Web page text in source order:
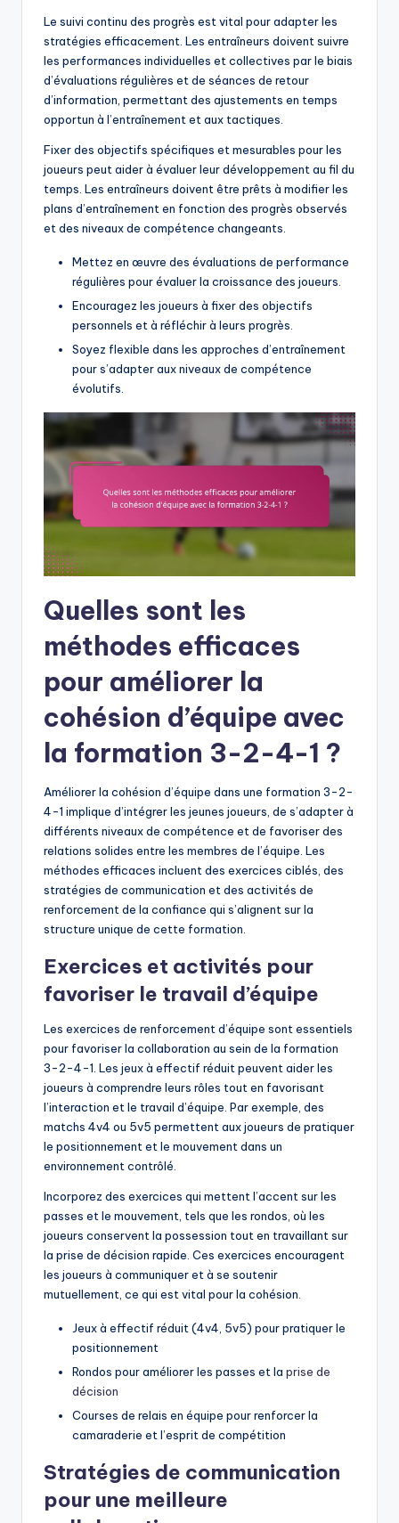
Le suivi continu des progrès est vital pour adapter les
stratégies efficacement. Les entraîneurs doivent suivre
les performances individuelles et collectives par le biais
d’évaluations régulières et de séances de retour
d’information, permettant des ajustements en temps
opportun à l’entraînement et aux tactiques.
Fixer des objectifs spécifiques et mesurables pour les
joueurs peut aider à évaluer leur développement au fil du
temps. Les entraîneurs doivent être prêts à modifier les
plans d’entraînement en fonction des progrès observés
et des niveaux de compétence changeants.
Mettez en œuvre des évaluations de performance
régulières pour évaluer la croissance des joueurs.
Encouragez les joueurs à fixer des objectifs
personnels et à réfléchir à leurs progrès.
Soyez flexible dans les approches d’entraînement
pour s’adapter aux niveaux de compétence
évolutifs.
Quelles sont les
méthodes efficaces
pour améliorer la
cohésion d’équipe avec
la formation 3-2-4-1 ?
Améliorer la cohésion d’équipe dans une formation 3-2-
4-1 implique d’intégrer les jeunes joueurs, de s’adapter à
différents niveaux de compétence et de favoriser des
relations solides entre les membres de l’équipe. Les
méthodes efficaces incluent des exercices ciblés, des
stratégies de communication et des activités de
renforcement de la confiance qui s’alignent sur la
structure unique de cette formation.
Exercices et activités pour
favoriser le travail d’équipe
Les exercices de renforcement d’équipe sont essentiels
pour favoriser la collaboration au sein de la formation
3-2-4-1. Les jeux à effectif réduit peuvent aider les
joueurs à comprendre leurs rôles tout en favorisant
l’interaction et le travail d’équipe. Par exemple, des
matchs 4v4 ou 5v5 permettent aux joueurs de pratiquer
le positionnement et le mouvement dans un
environnement contrôlé.
Incorporez des exercices qui mettent l’accent sur les
passes et le mouvement, tels que les rondos, où les
joueurs conservent la possession tout en travaillant sur
la prise de décision rapide. Ces exercices encouragent
les joueurs à communiquer et à se soutenir
mutuellement, ce qui est vital pour la cohésion.
Jeux à effectif réduit (4v4, 5v5) pour pratiquer le
positionnement
Rondos pour améliorer les passes et la prise de
décision
Courses de relais en équipe pour renforcer la
camaraderie et l’esprit de compétition
Stratégies de communication
pour une meilleure